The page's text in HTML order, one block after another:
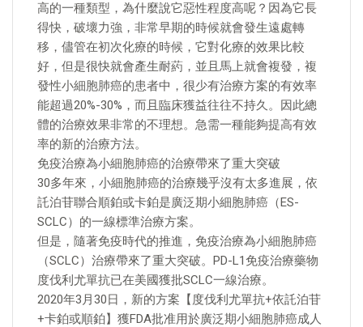
高的一種類型，為什麼說它惡性程度高呢？因為它長
得快，破壞力強，非常早期的時候就會發生遠處轉
移，儘管在初次化療的時候，它對化療的效果比較
好，但是很快就會產生耐葯，並且馬上就會複發，複
發性小細胞肺癌的患者中，很少有治療方案的有效率
能超過20%-30%，而且臨床獲益往往不持久。因此總
體的治療效果非常的不理想。急需一種能夠提高有效
率的新的治療方法。
免疫治療為小細胞肺癌的治療帶來了重大突破
30多年來，小細胞肺癌的治療幾乎沒有太多進展，依
託泊苷聯合順鉑或卡鉑是廣泛期小細胞肺癌（ES-
SCLC）的一線標準治療方案。
但是，隨著免疫時代的推進，免疫治療為小細胞肺癌
（SCLC）治療帶來了重大突破。PD-L1免疫治療藥物
度伐利尤單抗已在美國獲批SCLC一線治療。
2020年3月30日，新的方案【度伐利尤單抗+依託泊苷
+卡鉑或順鉑】獲FDA批准用於廣泛期小細胞肺癌成人